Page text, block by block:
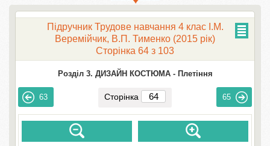
Підручник Трудове навчання 4 клас І.М.
Веремійчик, В.П. Тименко (2015 рік)
Сторінка 64 з 103
Розділ 3. ДИЗАЙН КОСТЮМА - Плетіння
63 Сторінка 65